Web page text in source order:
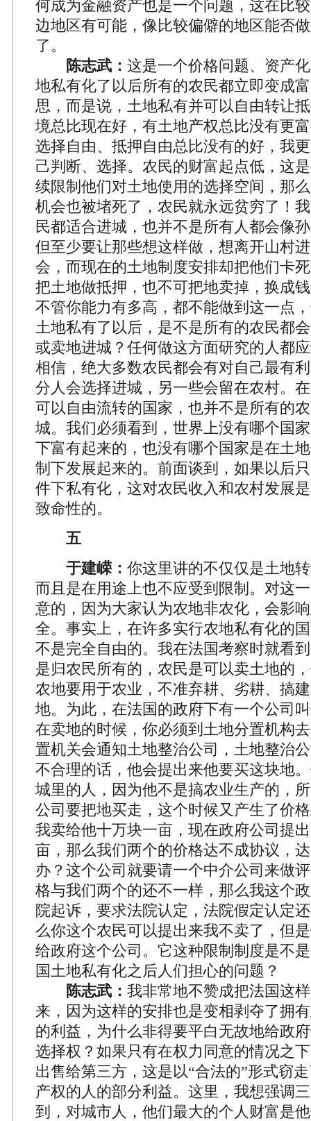
何成为金融资产也是一个问题，这在比
边地区有可能，像比较偏僻的地区能否
了。
陈志武： 这是一个价格问题、资产
地私有化了以后所有的农民都立即变成
思，而是说，土地私有并可以自由转让
境总比现在好，有土地产权总比没有更
选择自由、抵押自由总比没有的好，我
己判断、选择。农民的财富起点低，这
续限制他们对土地使用的选择空间，那
机会也被堵死了，农民就永远贫穷了！
民都适合进城，也并不是所有人都会像
但至少要让那些想这样做，想离开山村
会，而现在的土地制度安排却把他们卡
把土地做抵押，也不可把地卖掉，换成
不管你能力有多高，都不能做到这一点
土地私有了以后，是不是所有的农民都
或卖地进城？任何做这方面研究的人都
相信，绝大多数农民都会有对自己最有
分人会选择进城，另一些会留在农村。
可以自由流转的国家，也并不是所有的
城。我们必须看到，世界上没有哪个国
下富有起来的，也没有哪个国家是在土
制下发展起来的。前面谈到，如果以后
件下私有化，这对农民收入和农村发展
致命性的。
五
于建嵘： 你这里讲的不仅仅是土地
而且是在用途上也不应受到限制。对这
意的，因为大家认为农地非农化，会影
全。事实上，在许多实行农地私有化的
不是完全自由的。我在法国考察时就看
是归农民所有的，农民是可以卖土地的
农地要用于农业，不准弃耕、劣耕、搞
地。为此，在法国的政府下有一个公司
在卖地的时候，你必须到土地分置机构
置机关会通知土地整治公司，土地整治
不合理的话，他会提出来他要买这块地
城里的人，因为他不是搞农业生产的，
公司要把地买走，这个时候又产生了价
我卖给他十万块一亩，现在政府公司提
亩，那么我们两个的价格达不成协议，
办？这个公司就要请一个中介公司来做
格与我们两个的还不一样，那么我这个
院起诉，要求法院认定，法院假定认定
么你这个农民可以提出来我不卖了，但
给政府这个公司。它这种限制制度是不
国土地私有化之后人们担心的问题？
陈志武： 我非常地不赞成把法国这
来，因为这样的安排也是变相剥夺了拥
的利益，为什么非得要平白无故地给政
选择权？如果只有在权力同意的情况之
出售给第三方，这是以“合法的”形式窃
产权的人的部分利益。这里，我想强调
到，对城市人，他们最大的个人财富是